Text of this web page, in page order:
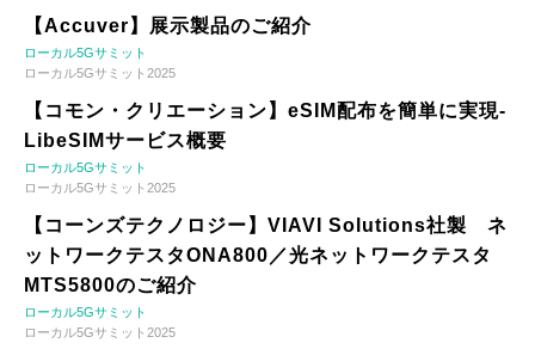
【Accuver】展示製品のご紹介
ローカル5Gサミット
ローカル5Gサミット2025
【コモン・クリエーション】eSIM配布を簡単に実現-
LibeSIMサービス概要
ローカル5Gサミット
ローカル5Gサミット2025
【コーンズテクノロジー】VIAVI Solutions社製 ネ
ットワークテスタONA800／光ネットワークテスタ
MTS5800のご紹介
ローカル5Gサミット
ローカル5Gサミット2025